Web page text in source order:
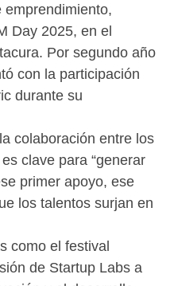
Day 2025, en el
Por segundo año
con la participación
durante su
colaboración entre los
clave para “generar
primer apoyo, ese
los talentos surjan en
como el festival
de Startup Labs a